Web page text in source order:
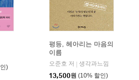
)
평등, 헤아리는 마음의
이름
오준호 저
생각과느낌
13,500원 (10% 할인)